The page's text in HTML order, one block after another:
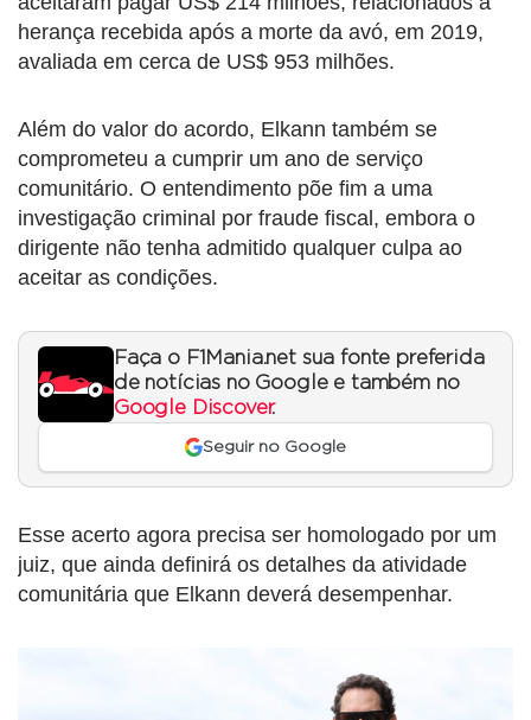
herança recebida após a morte da avó, em 2019,
avaliada em cerca de US$ 953 milhões.
Além do valor do acordo, Elkann também se
comprometeu a cumprir um ano de serviço
comunitário. O entendimento põe fim a uma
investigação criminal por fraude fiscal, embora o
dirigente não tenha admitido qualquer culpa ao
aceitar as condições.
Faça o F1Mania.net sua fonte preferida
de notícias no Google e também no
Google Discover.
Seguir no Google
Esse acerto agora precisa ser homologado por um
juiz, que ainda definirá os detalhes da atividade
comunitária que Elkann deverá desempenhar.